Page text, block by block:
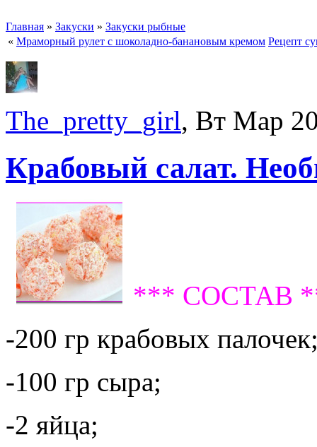
Главная » Закуски » Закуски рыбные
« Мраморный рулет с шоколадно-банановым кремом Рецепт
The_pretty_girl, Вт Мар
Крабовый салат.
*** СОСТАВ
-200 гр крабовых
-100 гр сыра;
-2 яйца;